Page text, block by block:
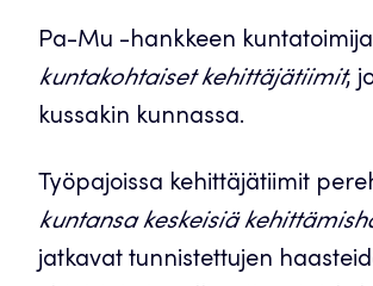
Pa-Mu -hankkeen
kuntakohtaiset kehittäjätiimit,
kussakin kunnassa.
Työpajoissa kehittäjätiimit
kuntansa keskeisiä
jatkavat tunnistettujen